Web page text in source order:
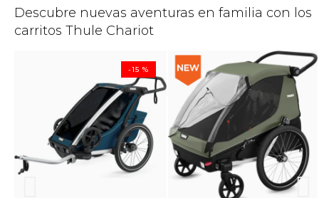
Descubre nuevas aventuras en familia con los
carritos Thule Chariot
-15 %